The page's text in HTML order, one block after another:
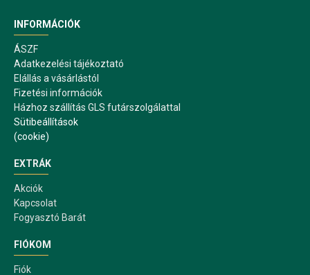
INFORMÁCIÓK
ÁSZF
Adatkezelési tájékoztató
Elállás a vásárlástól
Fizetési információk
Házhoz szállítás GLS futárszolgálattal
Sütibeállítások
(cookie)
EXTRÁK
Akciók
Kapcsolat
Fogyasztó Barát
FIÓKOM
Fiók